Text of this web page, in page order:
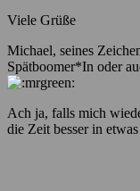
Viele Grüße
Michael, seines
Spätboomer*In oder
Ach ja, falls mich
die Zeit besser in